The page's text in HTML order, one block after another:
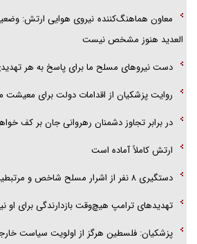
معاون هماهنگ‌کننده نیروی هوایی ارتش:
العدید هنوز مشخص نیست
دست نیرو‌های مسلح ما برای پاسخ به هر
روایت پزشکیان از اقدامات دولت برای
در برابر تجاوز دشمنان رهروانی جان بر کف
ارتش کاملاً آماده است
دستگیری ۸ نفر از اشرار مسلح شاخص و مرتبطین گروهک‌های تروریستی
تهدید‌های ترامپ هیچ‌وقت بازدارندگی برای او
پزشکیان: فلسطین هرگز از اولویت سیاست